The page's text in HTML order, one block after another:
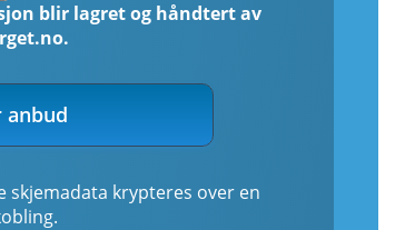
blir lagret og håndtert av
anbud
krypteres over en